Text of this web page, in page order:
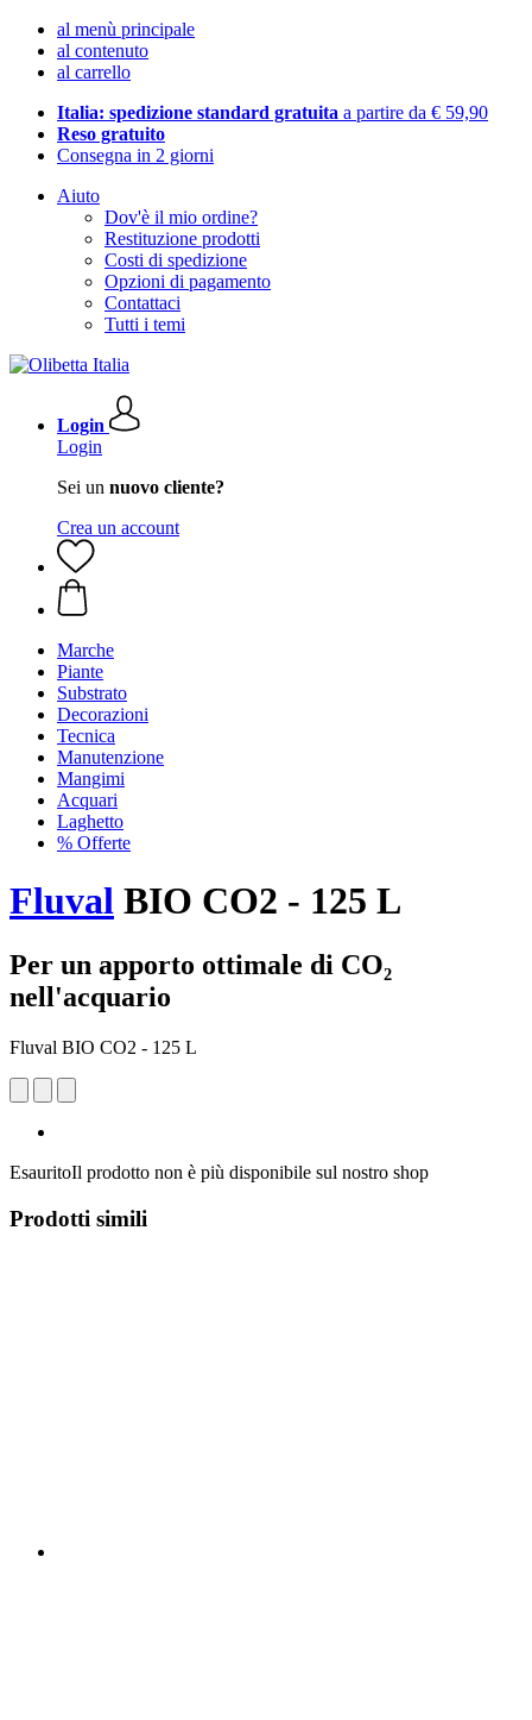
al menù principale
al contenuto
al carrello
Italia: spedizione standard gratuita a partire da € 59,90
Reso gratuito
Consegna in 2 giorni
Aiuto
Dov'è il mio ordine?
Restituzione prodotti
Costi di spedizione
Opzioni di pagamento
Contattaci
Tutti i temi
Login
Login
Sei un nuovo cliente?
Crea un account
Marche
Piante
Substrato
Decorazioni
Tecnica
Manutenzione
Mangimi
Acquari
Laghetto
% Offerte
Fluval BIO CO2 - 125 L
Per un apporto ottimale di CO₂
nell'acquario
Fluval BIO CO2 - 125 L
EsauritoIl prodotto non è più disponibile sul nostro shop
Prodotti simili